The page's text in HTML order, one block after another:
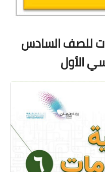
للصف السادس
الأول